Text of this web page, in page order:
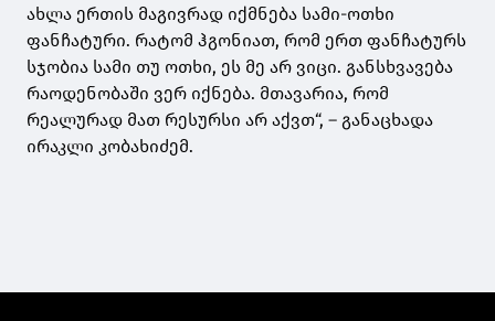
ახლა ერთის მაგივრად იქმნება სამი-ოთხი
ფანჩატური. რატომ ჰგონიათ, რომ ერთ ფანჩატურს
სჯობია სამი თუ ოთხი, ეს მე არ ვიცი. განსხვავება
რაოდენობაში ვერ იქნება. მთავარია, რომ
რეალურად მათ რესურსი არ აქვთ“, – განაცხადა
ირაკლი კობახიძემ.